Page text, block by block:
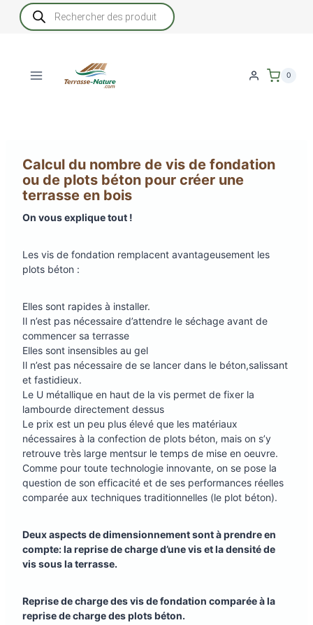
Recherche
de
produits
0
Calcul du nombre de vis de fondation
ou de plots béton pour créer une
terrasse en bois
On vous explique tout !
Les vis de fondation remplacent avantageusement les
plots béton :
Elles sont rapides à installer.
Il n’est pas nécessaire d’attendre le séchage avant de
commencer sa terrasse
Elles sont insensibles au gel
Il n’est pas nécessaire de se lancer dans le béton,salissant
et fastidieux.
Le U métallique en haut de la vis permet de fixer la
lambourde directement dessus
Le prix est un peu plus élevé que les matériaux
nécessaires à la confection de plots béton, mais on s’y
retrouve très large mentsur le temps de mise en oeuvre.
Comme pour toute technologie innovante, on se pose la
question de son efficacité et de ses performances réelles
comparée aux techniques traditionnelles (le plot béton).
Deux aspects de dimensionnement sont à prendre en
compte: la reprise de charge d’une vis et la densité de
vis sous la terrasse.
Reprise de charge des vis de fondation comparée à la
reprise de charge des plots béton.